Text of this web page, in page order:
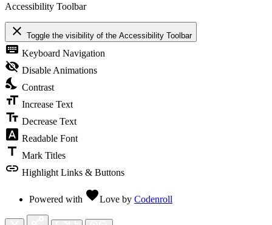
Accessibility Toolbar
close Toggle the visibility of the Accessibility Toolbar
keyboard Keyboard Navigation
visibility_off Disable Animations
nights_stay Contrast
format_size Increase Text
text_fields Decrease Text
font_download Readable Font
title Mark Titles
link Highlight Links & Buttons
Powered with favoriteLove by Codenroll